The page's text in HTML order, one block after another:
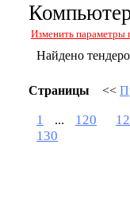
Изменить параметры
Найдено
Страницы <<
1 ... 120
130